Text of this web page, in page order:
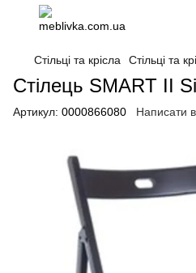
Стільці та крісла Стільці та
Стілець SMART II
Артикул: 0000866080 Написати